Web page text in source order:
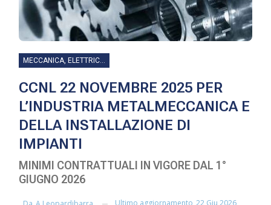
MECCANICA, ELETTRICA ED ELETTRONICA
CCNL 22 NOVEMBRE 2025 PER
L’INDUSTRIA METALMECCANICA E
DELLA INSTALLAZIONE DI
IMPIANTI
MINIMI CONTRATTUALI IN VIGORE DAL 1°
GIUGNO 2026